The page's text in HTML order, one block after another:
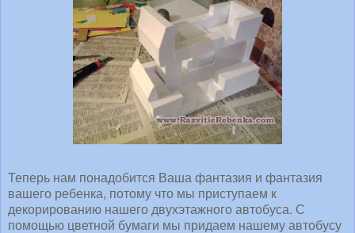
Теперь нам понадобится Ваша фантазия и фантазия
вашего ребенка, потому что мы приступаем к
декорированию нашего двухэтажного автобуса. С
помощью цветной бумаги мы придаем нашему автобусу